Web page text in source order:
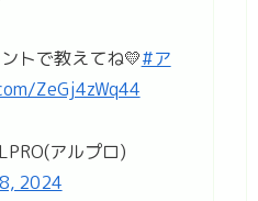
トで教えてね💛#ア
ZeGj4zWq44
アルプロ)
2024